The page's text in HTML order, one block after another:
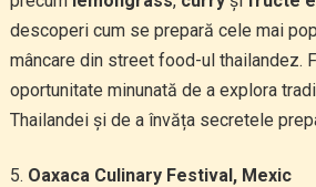
descoperi cum se prepară cele mai
mâncare din street food-ul thailandez.
oportunitate minunată de a explora
Thailandei și de a învăța secretele
Oaxaca Culinary Festival, Mexic